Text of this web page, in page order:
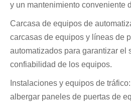
y un mantenimiento conveniente
Carcasa de equipos de
carcasas de equipos y líneas de
automatizados para garantizar el
confiabilidad de los equipos.
Instalaciones y equipos de
albergar paneles de puertas de